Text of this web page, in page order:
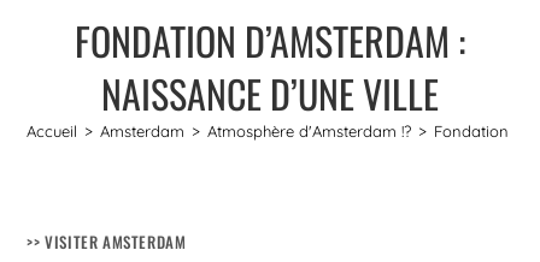
FONDATION D’AMSTERDAM :
NAISSANCE D’UNE VILLE
Accueil > Amsterdam > Atmosphère d'Amsterdam !? > Fondation
>> VISITER AMSTERDAM